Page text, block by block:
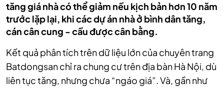
tăng giá nhà có thể giảm nếu kịch bản hơn 10 năm
trước lặp lại, khi các dự án nhà ở bình dân tăng,
cán cân cung - cầu được cân bằng.
Kết quả phân tích trên dữ liệu lớn của chuyên trang
Batdongsan chỉ ra chung cư trên địa bàn Hà Nội, dù
liên tục tăng, nhưng chưa “ngáo giá”. Và, gần như